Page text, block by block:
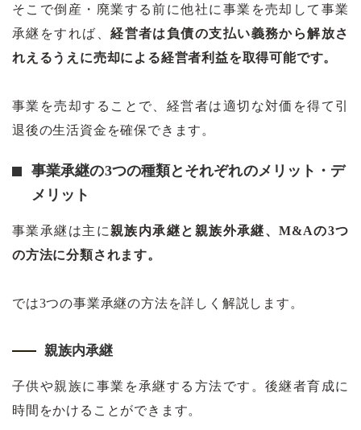
そこで倒産・廃業する前に他社に事業を売却して事業
承継をすれば、経営者は負債の支払い義務から解放さ
れえるうえに売却による経営者利益を取得可能です。
事業を売却することで、経営者は適切な対価を得て引
退後の生活資金を確保できます。
事業承継の3つの種類とそれぞれのメリット・デ
メリット
事業承継は主に親族内承継と親族外承継、M&Aの3つ
の方法に分類されます。
では3つの事業承継の方法を詳しく解説します。
親族内承継
子供や親族に事業を承継する方法です。後継者育成に
時間をかけることができます。